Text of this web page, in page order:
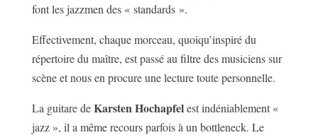
font les jazzmen des « standards ».
Effectivement, chaque morceau, quoiqu’inspiré du
répertoire du maître, est passé au filtre des musiciens sur
scène et nous en procure une lecture toute personnelle.
La guitare deKarsten Hochapfelest indéniablement «
jazz », il a même recours parfois à un bottleneck. Le